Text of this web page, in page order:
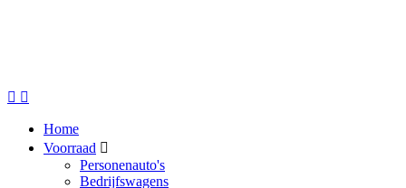
Home
Voorraad
Personenauto's
Bedrijfswagens